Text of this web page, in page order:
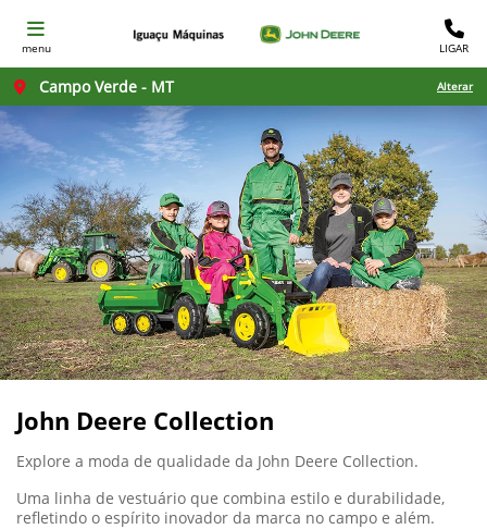
menu LIGAR
Campo Verde - MT Alterar
John Deere Collection
Explore a moda de qualidade da John Deere Collection.
Uma linha de vestuário que combina estilo e durabilidade,
refletindo o espírito inovador da marca no campo e além.